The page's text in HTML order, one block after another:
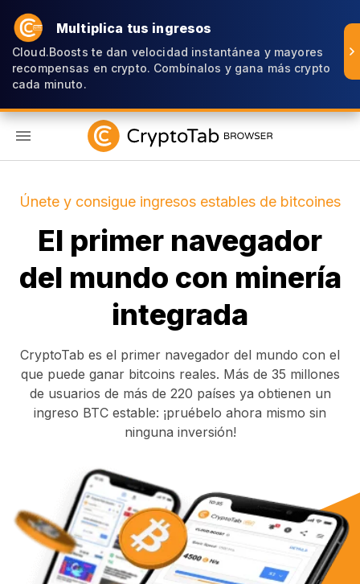
Multiplica tus ingresos
Cloud.Boosts te dan velocidad instantánea y mayores
recompensas en crypto. Combínalos y gana más crypto
cada minuto.
Únete y consigue ingresos estables de bitcoines
El primer navegador
del mundo con minería
integrada
CryptoTab es el primer navegador del mundo con el
que puede ganar bitcoins reales. Más de 35 millones
de usuarios de más de 220 países ya obtienen un
ingreso BTC estable: ¡pruébelo ahora mismo sin
ninguna inversión!